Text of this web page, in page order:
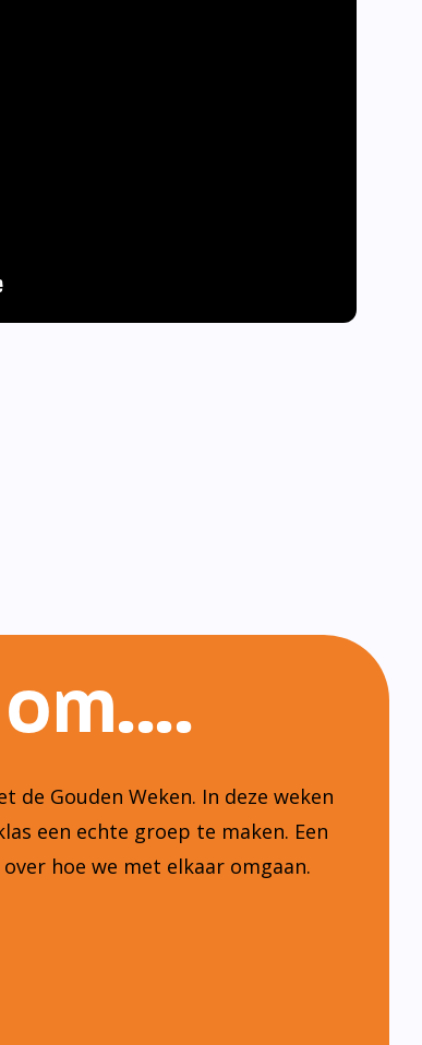
de Gouden Weken. In deze weken
een echte groep te maken. Een
hoe we met elkaar omgaan.